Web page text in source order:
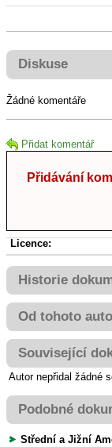
Diskuse
Žádné komentáře
Přidat komentář
Přidávání
Licence:
Historie
Od tohoto
Související
Autor nepřidal žádné
Podobné
Střední a Jižní